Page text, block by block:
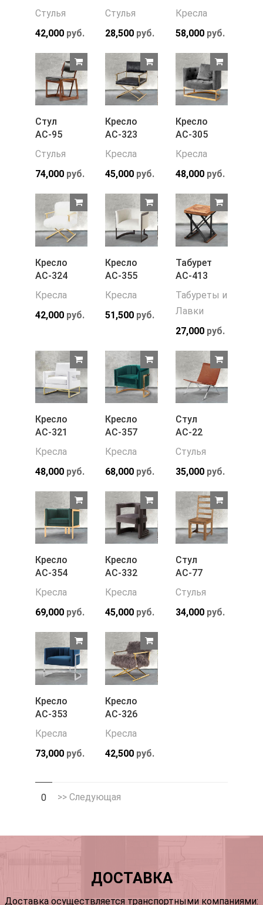
Стулья
42,000 руб.
Стулья
28,500 руб.
Кресла
58,000руб.
Стул
АС-95
Стулья
74,000 руб.
Кресло
АС-323
Кресла
45,000 руб.
Кресло
АС-305
Кресла
48,000руб.
Кресло
АС-324
Кресла
42,000 руб.
Кресло
АС-355
Кресла
51,500 руб.
Табурет
АС-413
Табуреты и
Лавки
27,000руб.
Кресло
АС-321
Кресла
48,000 руб.
Кресло
АС-357
Кресла
68,000 руб.
Стул
АС-22
Стулья
35,000руб.
Кресло
АС-354
Кресла
69,000 руб.
Кресло
АС-332
Кресла
45,000 руб.
Стул
АС-77
Стулья
34,000руб.
Кресло
АС-353
Кресла
73,000 руб.
Кресло
АС-326
Кресла
42,500 руб.
0 >> Следующая
ДОСТАВКА
Доставка осуществляется транспортными компаниями: